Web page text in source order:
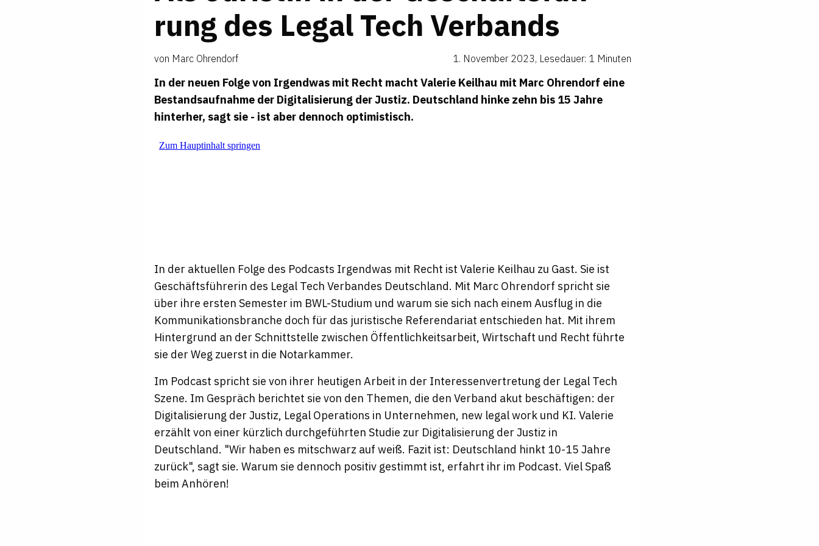
rung des Legal Tech Ver­bands
von Marc Ohrendorf 1. November 2023, Lesedauer: 1 Minuten
In der neuen Folge von Irgendwas mit Recht macht Valerie Keilhau mit Marc Ohrendorf eine
Bestandsaufnahme der Digitalisierung der Justiz. Deutschland hinke zehn bis 15 Jahre
hinterher, sagt sie - ist aber dennoch optimistisch.
In der aktuellen Folge des Podcasts Irgendwas mit Recht ist Valerie Keilhau zu Gast. Sie ist
Geschäftsführerin des Legal Tech Verbandes Deutschland. Mit Marc Ohrendorf spricht sie
über ihre ersten Semester im BWL-Studium und warum sie sich nach einem Ausflug in die
Kommunikationsbranche doch für das juristische Referendariat entschieden hat. Mit ihrem
Hintergrund an der Schnittstelle zwischen Öffentlichkeitsarbeit, Wirtschaft und Recht führte
sie der Weg zuerst in die Notarkammer.
Im Podcast spricht sie von ihrer heutigen Arbeit in der Interessenvertretung der Legal Tech
Szene. Im Gespräch berichtet sie von den Themen, die den Verband akut beschäftigen: der
Digitalisierung der Justiz, Legal Operations in Unternehmen, new legal work und KI. Valerie
erzählt von einer kürzlich durchgeführten Studie zur Digitalisierung der Justiz in
Deutschland. "Wir haben es mitschwarz auf weiß. Fazit ist: Deutschland hinkt 10-15 Jahre
zurück", sagt sie. Warum sie dennoch positiv gestimmt ist, erfahrt ihr im Podcast. Viel Spaß
beim Anhören!